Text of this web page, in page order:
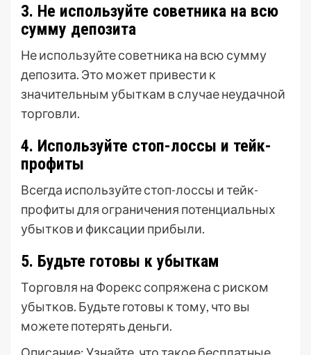
3. Не используйте советника на всю
сумму депозита
Не используйте советника на всю сумму
депозита. Это может привести к
значительным убыткам в случае неудачной
торговли.
4. Используйте стоп-лоссы и тейк-
профиты
Всегда используйте стоп-лоссы и тейк-
профиты для ограничения потенциальных
убытков и фиксации прибыли.
5. Будьте готовы к убыткам
Торговля на Форекс сопряжена с риском
убытков. Будьте готовы к тому, что вы
можете потерять деньги.
Описание: Узнайте, что такое бесплатные